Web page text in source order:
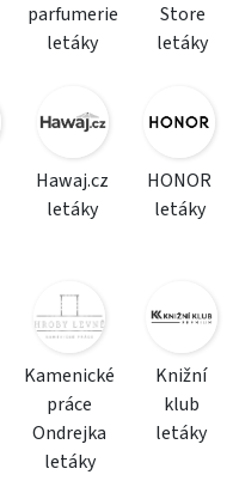
parfumerie
letáky
Store
letáky
Hawaj.cz
letáky
HONOR
letáky
Kamenické
práce
Ondrejka
letáky
Knižní
klub
letáky